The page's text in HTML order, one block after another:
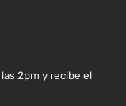
2pm y recibe el